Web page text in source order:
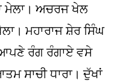
ਅਚਰਜ ਖੇਲ
ਮਹਾਰਾਜ ਸ਼ੇਰ ਸਿੰਘ
ਰੰਗ ਰੰਗਾਏ ਵਸੇ
ਸਾਚੀ ਧਾਰਾ। ਦੁੱਖਾਂ